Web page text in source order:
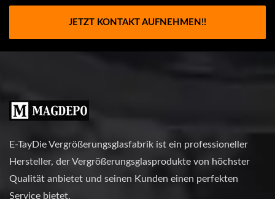
JETZT KONTAKT AUFNEHMEN!!
E-TayDie Vergrößerungsglasfabrik ist ein professioneller
Hersteller, der Vergrößerungsglasprodukte von höchster
Qualität anbietet und seinen Kunden einen perfekten
Service bietet.